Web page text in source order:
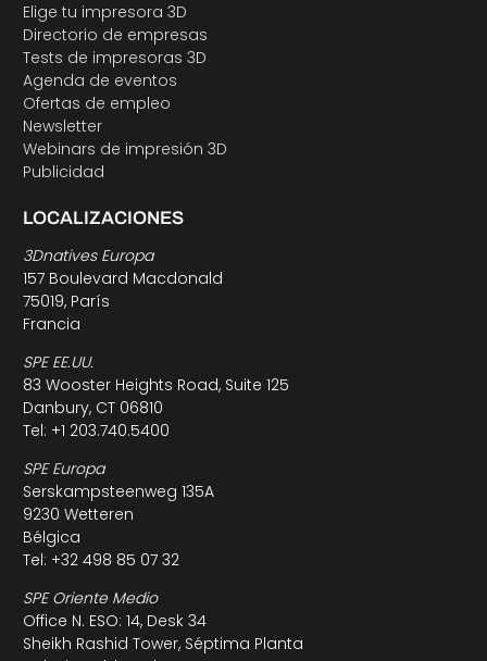
Elige tu impresora 3D
Directorio de empresas
Tests de impresoras 3D
Agenda de eventos
Ofertas de empleo
Newsletter
Webinars de impresión 3D
Publicidad
LOCALIZACIONES
3Dnatives Europa
157 Boulevard Macdonald
75019, París
Francia
SPE EE.UU.
83 Wooster Heights Road, Suite 125
Danbury, CT 06810
Tel: +1 203.740.5400
SPE Europa
Serskampsteenweg 135A
9230 Wetteren
Bélgica
Tel: +32 498 85 07 32
SPE Oriente Medio
Office N. ESO: 14, Desk 34
Sheikh Rashid Tower, Séptima Planta